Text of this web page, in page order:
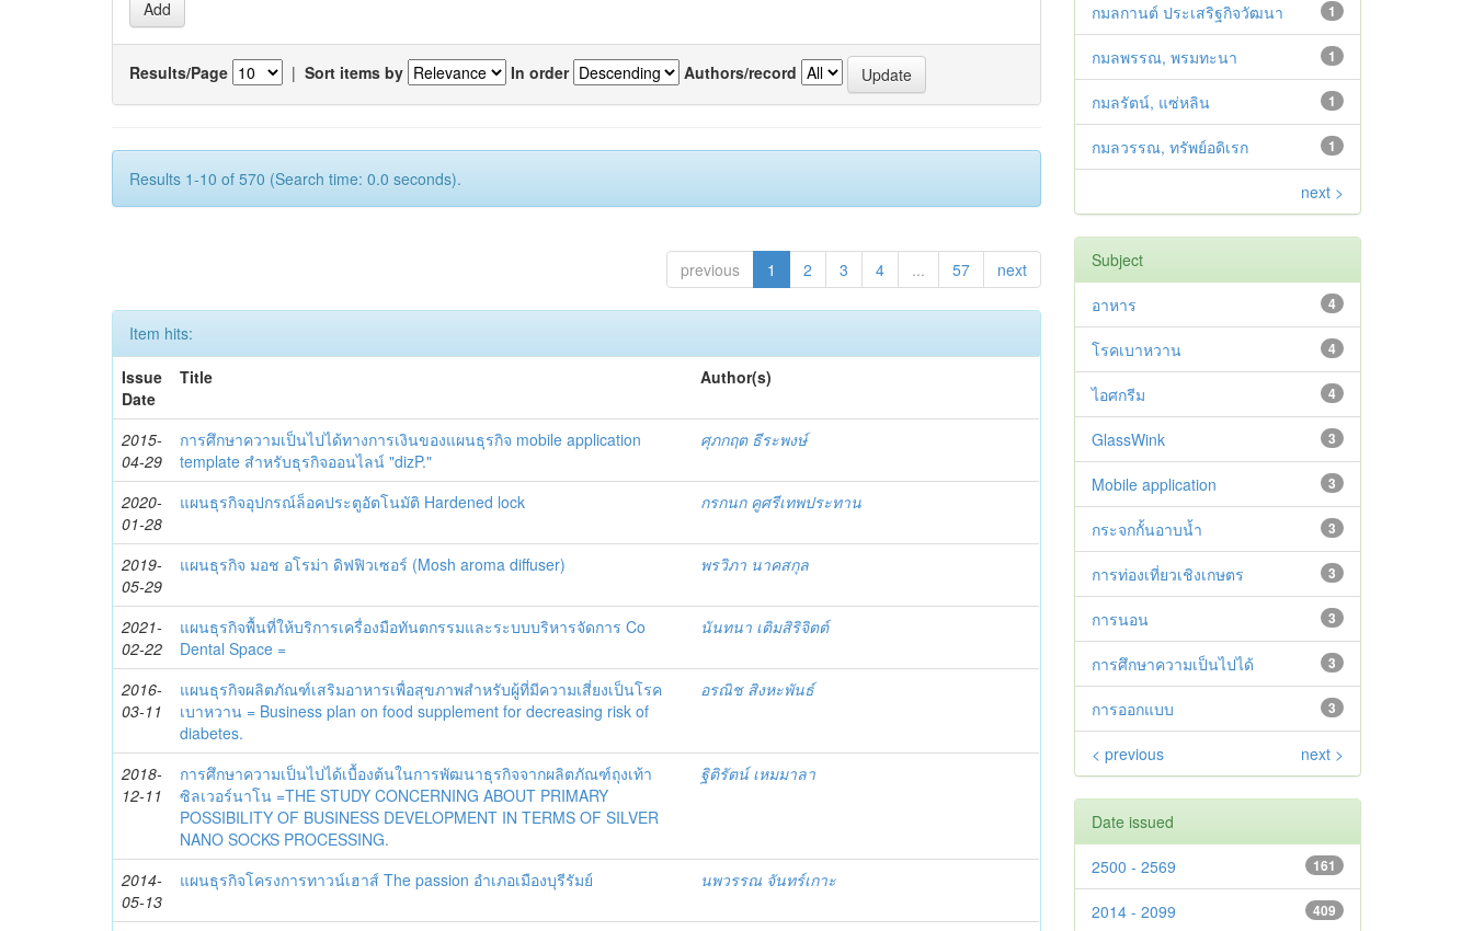
Results/Page | Sort items by In order Authors/record
Results 1-10 of 570 (Search time: 0.0 seconds).
previous 1 2 3 4 ... 57 next
Item hits:
Issue
Date
Title Author(s)
2015-
04-29
การศึกษาความเป็นไปได้ทางการเงินของแผนธุรกิจ mobile application
template สำหรับธุรกิจออนไลน์ "dizP."
ศุภกฤต ธีระพงษ์
2020-
01-28
แผนธุรกิจอุปกรณ์ล็อคประตูอัตโนมัติ Hardened lock กรกนก คูศรีเทพประทาน
2019-
05-29
แผนธุรกิจ มอช อโรม่า ดิฟฟิวเซอร์ (Mosh aroma diffuser) พรวิภา นาคสกุล
2021-
02-22
แผนธุรกิจพื้นที่ให้บริการเครื่องมือทันตกรรมและระบบบริหารจัดการ Co
Dental Space =
นันทนา เติมสิริจิตต์
2016-
03-11
แผนธุรกิจผลิตภัณฑ์เสริมอาหารเพื่อสุขภาพสำหรับผู้ที่มีความเสี่ยงเป็นโรค
เบาหวาน = Business plan on food supplement for decreasing risk of
diabetes.
อรณิช สิงหะพันธ์
2018-
12-11
การศึกษาความเป็นไปได้เบื้องต้นในการพัฒนาธุรกิจจากผลิตภัณฑ์ถุงเท้า
ซิลเวอร์นาโน =THE STUDY CONCERNING ABOUT PRIMARY
POSSIBILITY OF BUSINESS DEVELOPMENT IN TERMS OF SILVER
NANO SOCKS PROCESSING.
ฐิติรัตน์ เหมมาลา
2014-
05-13
แผนธุรกิจโครงการทาวน์เฮาส์ The passion อำเภอเมืองบุรีรัมย์ นพวรรณ จันทร์เกาะ
1
กมลกานต์ ประเสริฐกิจวัฒนา
1
กมลพรรณ, พรมทะนา
1
กมลรัตน์, แซ่หลิน
1
กมลวรรณ, ทรัพย์อดิเรก
next >
Subject
4
อาหาร
4
โรคเบาหวาน
4
ไอศกรีม
3
GlassWink
3
Mobile application
3
กระจกกั้นอาบน้ำ
3
การท่องเที่ยวเชิงเกษตร
3
การนอน
3
การศึกษาความเป็นไปได้
3
การออกแบบ
< previous next >
Date issued
161
2500 - 2569
409
2014 - 2099